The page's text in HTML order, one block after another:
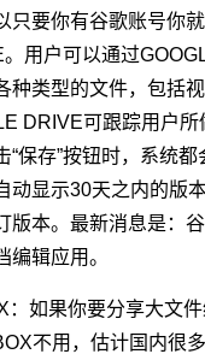
只要你有谷歌账号你
用户可以通过
种类型的文件，包括视
DRIVE可跟踪用户所
“保存”按钮时，系统
动显示30天之内的版
版本。最新消息是：
编辑应用。
：如果你要分享大文
不用，估计国内很